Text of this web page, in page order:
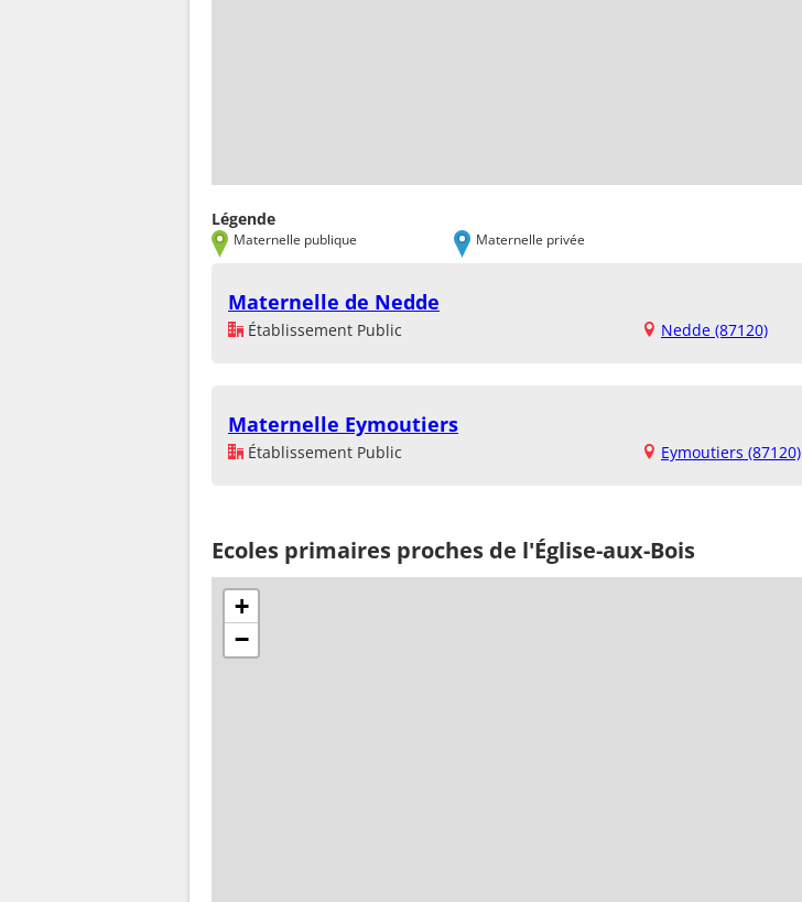
Légende
Maternelle publique Maternelle privée
Maternelle de Nedde
Établissement Public Nedde (87120)
Maternelle Eymoutiers
Établissement Public Eymoutiers (87120)
Ecoles primaires proches de l'Église-aux-Bois
+
−